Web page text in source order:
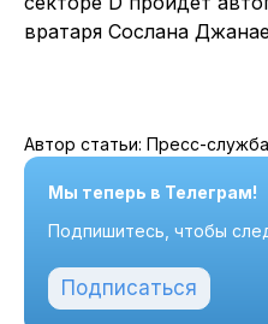
вратаря Сослана
Автор статьи: Пресс-
Мы теперь в Телеграм!
Подпишитесь, чтобы
Подписаться